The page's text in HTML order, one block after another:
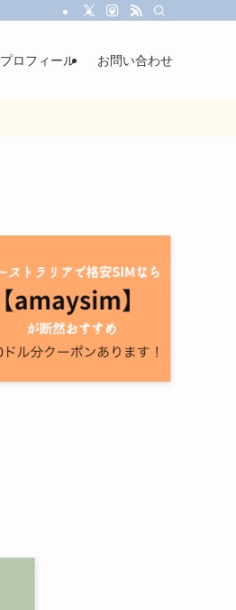
プロフィール お問い合わせ